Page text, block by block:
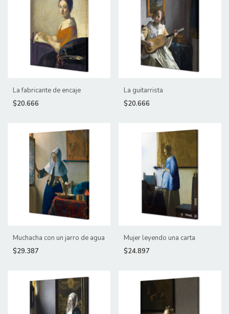
La fabricante de encaje
$20.666
La guitarrista
$20.666
Muchacha con un jarro de agua
$29.387
Mujer leyendo una carta
$24.897